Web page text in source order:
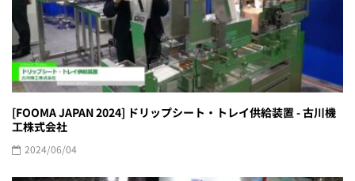
[FOOMA JAPAN 2024] ドリップシート・トレイ供給装置 - 古川機
工株式会社
2024/06/04